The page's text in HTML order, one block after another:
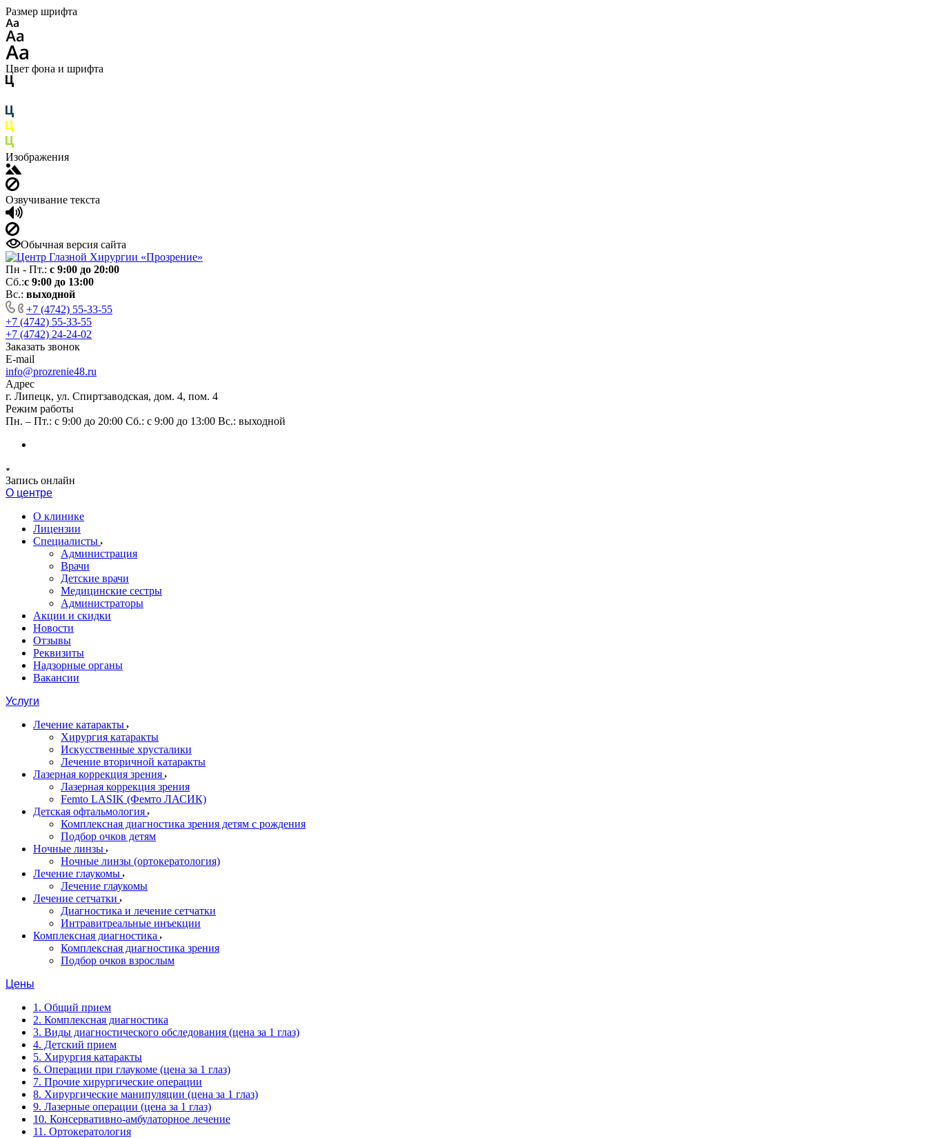
Размер шрифта
Цвет фона и шрифта
Изображения
Озвучивание текста
Обычная версия сайта
Пн - Пт.: с 9:00 до 20:00
Сб.:с 9:00 до 13:00
Вс.: выходной
+7 (4742) 55-33-55
+7 (4742) 55-33-55
+7 (4742) 24-24-02
Заказать звонок
E-mail
info@prozrenie48.ru
Адрес
г. Липецк, ул. Спиртзаводская, дом. 4, пом. 4
Режим работы
Пн. – Пт.: с 9:00 до 20:00 Сб.: с 9:00 до 13:00 Вс.: выходной
Запись онлайн
О центре
О клинике
Лицензии
Специалисты
Администрация
Врачи
Детские врачи
Медицинские сестры
Администраторы
Акции и скидки
Новости
Отзывы
Реквизиты
Надзорные органы
Вакансии
Услуги
Лечение катаракты
Хирургия катаракты
Искусственные хрусталики
Лечение вторичной катаракты
Лазерная коррекция зрения
Лазерная коррекция зрения
Femto LASIK (Фемто ЛАСИК)
Детская офтальмология
Комплексная диагностика зрения детям c рождения
Подбор очков детям
Ночные линзы
Ночные линзы (ортокератология)
Лечение глаукомы
Лечение глаукомы
Лечение сетчатки
Диагностика и лечение сетчатки
Интравитреальные инъекции
Комплексная диагностика
Комплексная диагностика зрения
Подбор очков взрослым
Цены
1. Общий прием
2. Комплексная диагностика
3. Виды диагностического обследования (цена за 1 глаз)
4. Детский прием
5. Хирургия катаракты
6. Операции при глаукоме (цена за 1 глаз)
7. Прочие хирургические операции
8. Хирургические манипуляции (цена за 1 глаз)
9. Лазерные операции (цена за 1 глаз)
10. Консервативно-амбулаторное лечение
11. Ортокератология